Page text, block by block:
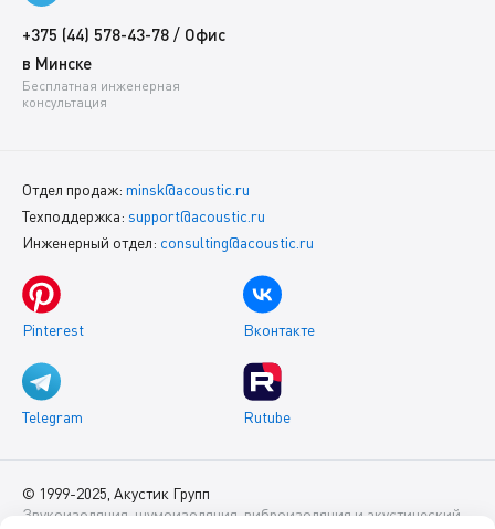
+375 (44) 578-43-78 / Офис
в Минске
Бесплатная инженерная
консультация
Отдел продаж: minsk@acoustic.ru
Техподдержка: support@acoustic.ru
Инженерный отдел: consulting@acoustic.ru
Pinterest Вконтакте
Telegram Rutube
© 1999-2025, Акустик Групп
Звукоизоляция, шумоизоляция, виброизоляция и акустический